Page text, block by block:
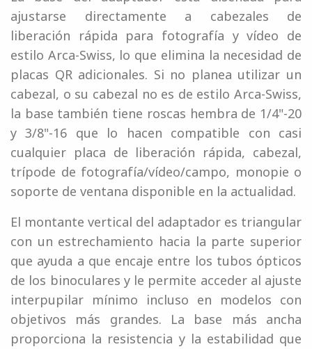
ajustarse directamente a cabezales de
liberación rápida para fotografía y vídeo de
estilo Arca-Swiss, lo que elimina la necesidad de
placas QR adicionales. Si no planea utilizar un
cabezal, o su cabezal no es de estilo Arca-Swiss,
la base también tiene roscas hembra de 1/4"-20
y 3/8"-16 que lo hacen compatible con casi
cualquier placa de liberación rápida, cabezal,
trípode de fotografía/vídeo/campo, monopie o
soporte de ventana disponible en la actualidad.
El montante vertical del adaptador es triangular
con un estrechamiento hacia la parte superior
que ayuda a que encaje entre los tubos ópticos
de los binoculares y le permite acceder al ajuste
interpupilar mínimo incluso en modelos con
objetivos más grandes. La base más ancha
proporciona la resistencia y la estabilidad que